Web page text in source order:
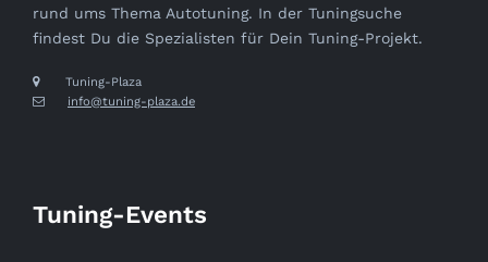
rund ums Thema Autotuning. In der Tuningsuche
findest Du die Spezialisten für Dein Tuning-Projekt.
Tuning-Plaza
info@tuning-plaza.de
Tuning-Events